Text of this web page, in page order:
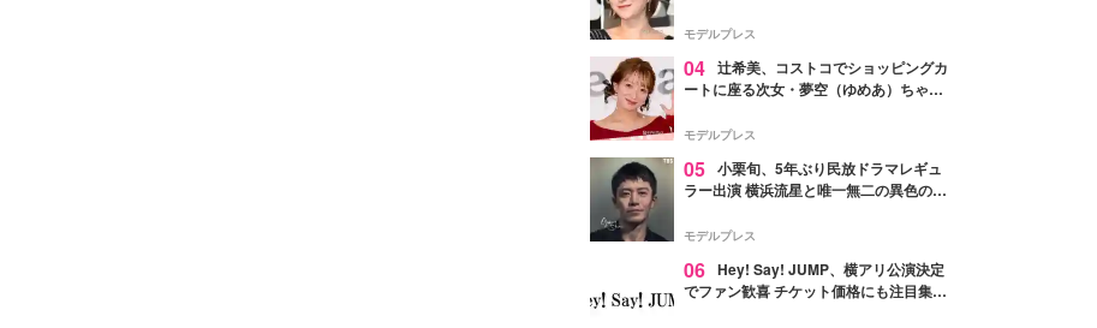
モデルプレス
04 辻希美、コストコでショッピングカ
ートに座る次女・夢空（ゆめあ）ちゃん
ぎ」「成長を感じる」の声
モデルプレス
05 小栗旬、5年ぶり民放ドラマレギュ
ラー出演 横浜流星と唯一無二の異色のバ
モデルプレス
06 Hey! Say! JUMP、横アリ公演決定
でファン歓喜 チケット価格にも注目集ま